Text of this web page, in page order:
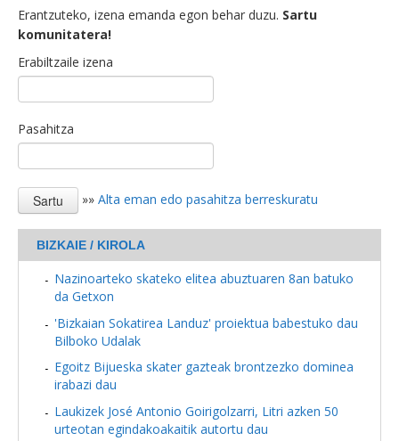
Erantzuteko, izena emanda egon behar duzu. Sartu
komunitatera!
Erabiltzaile izena
Pasahitza
»» Alta eman edo pasahitza berreskuratu
BIZKAIE / KIROLA
Nazinoarteko skateko elitea abuztuaren 8an batuko
da Getxon
'Bizkaian Sokatirea Landuz' proiektua babestuko dau
Bilboko Udalak
Egoitz Bijueska skater gazteak brontzezko dominea
irabazi dau
Laukizek José Antonio Goirigolzarri, Litri azken 50
urteotan egindakoakaitik autortu dau